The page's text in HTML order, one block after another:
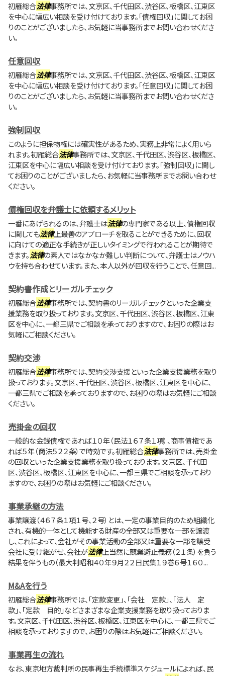
初雁総合法律事務所では、文京区、千代田区、渋谷区、板橋区、江東区
を中心に幅広い相談を受け付けております。「債権回収」に関してお困
りのことがございましたら、お気軽に当事務所までお問い合わせくださ
い。
任意回収
初雁総合法律事務所では、文京区、千代田区、渋谷区、板橋区、江東区
を中心に幅広い相談を受け付けております。「任意回収」に関してお困
りのことがございましたら、お気軽に当事務所までお問い合わせくださ
い。
強制回収
このように担保物権には確実性があるため、実務上非常によく用いら
れます。初雁総合法律事務所では、文京区、千代田区、渋谷区、板橋区、
江東区を中心に幅広い相談を受け付けております。「強制回収」に関し
てお困りのことがございましたら、お気軽に当事務所までお問い合わせ
ください。
債権回収を弁護士に依頼するメリット
一番にあげられるのは、弁護士は法律の専門家である以上、債権回収
に関しても法律上最善のアプローチを取ることができるために、回収
に向けての適正な手続きが正しいタイミングで行われることが期待で
きます。法律の素人ではなかなか難しい判断について、弁護士はノウハ
ウを持ち合わせています。また、本人以外が回収を行うことで、任意回...
契約書作成とリーガルチェック
初雁総合法律事務所では、契約書のリーガルチェックといった企業支
援業務を取り扱っております。文京区、千代田区、渋谷区、板橋区、江東
区を中心に、一都三県でご相談を承っておりますので、お困りの際はお
気軽にご相談ください。
契約交渉
初雁総合法律事務所では、契約交渉支援といった企業支援業務を取り
扱っております。文京区、千代田区、渋谷区、板橋区、江東区を中心に、
一都三県でご相談を承っておりますので、お困りの際はお気軽にご相談
ください。
売掛金の回収
一般的な金銭債権であれば１０年（民法１６７条１項）、商事債権であ
れば５年（商法５２２条）で時効です。初雁総合法律事務所では、売掛金
の回収といった企業支援業務を取り扱っております。文京区、千代田
区、渋谷区、板橋区、江東区を中心に、一都三県でご相談を承っており
ますので、お困りの際はお気軽にご相談ください。
事業承継の方法
事業譲渡（４６７条１項１号、２号）とは、一定の事業目的のため組織化
され、有機的一体として機能する財産の全部又は重要な一部を譲渡
し、これによって、会社がその事業活動の全部又は重要な一部を譲受
会社に受け継がせ、会社が法律上当然に競業避止義務（２１条）を負う
結果を伴うもの（最大判昭和４０年９月２２日民集１９巻６号１６０...
M&Aを行う
初雁総合法律事務所では、「定款変更」、「会社 定款」、「法人 定
款」、「定款 目的」などさまざまな企業支援業務を取り扱っておりま
す。文京区、千代田区、渋谷区、板橋区、江東区を中心に、一都三県でご
相談を承っておりますので、お困りの際はお気軽にご相談ください。
事業再生の流れ
なお、東京地方裁判所の民事再生手続標準スケジュールによれば、民